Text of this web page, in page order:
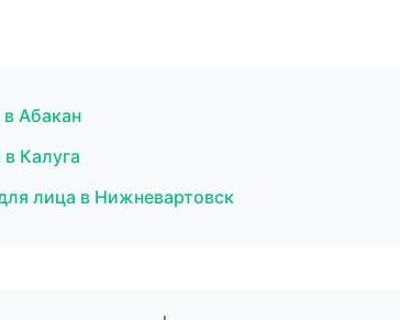
Абакан
Калуга
лица в Нижневартовск